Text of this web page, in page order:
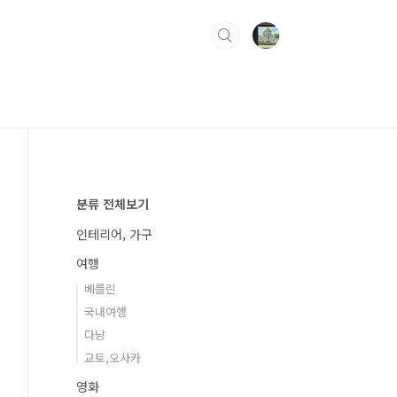
분류 전체보기
인테리어, 가구
여행
베를린
국내여행
다낭
교토,오사카
영화